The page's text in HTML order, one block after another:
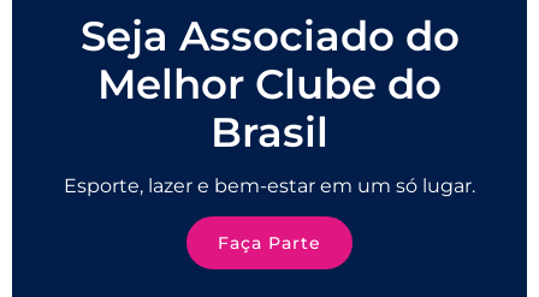
Seja Associado do
Melhor Clube do
Brasil
Esporte, lazer e bem-estar em um só lugar.
Faça Parte